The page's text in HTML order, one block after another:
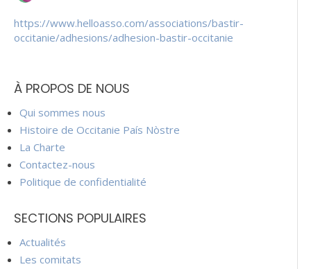
https://www.helloasso.com/associations/bastir-
occitanie/adhesions/adhesion-bastir-occitanie
À PROPOS DE NOUS
Qui sommes nous
Histoire de Occitanie País Nòstre
La Charte
Contactez-nous
Politique de confidentialité
SECTIONS POPULAIRES
Actualités
Les comitats